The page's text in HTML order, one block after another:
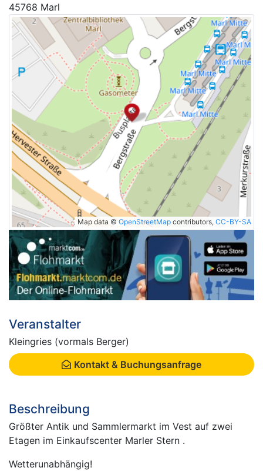
45768 Marl
Map data © OpenStreetMap contributors, CC-BY-SA
Veranstalter
Kleingries (vormals Berger)
Kontakt & Buchungsanfrage
Beschreibung
Größter Antik und Sammlermarkt im Vest auf zwei
Etagen im Einkaufscenter Marler Stern .
Wetterunabhängig!